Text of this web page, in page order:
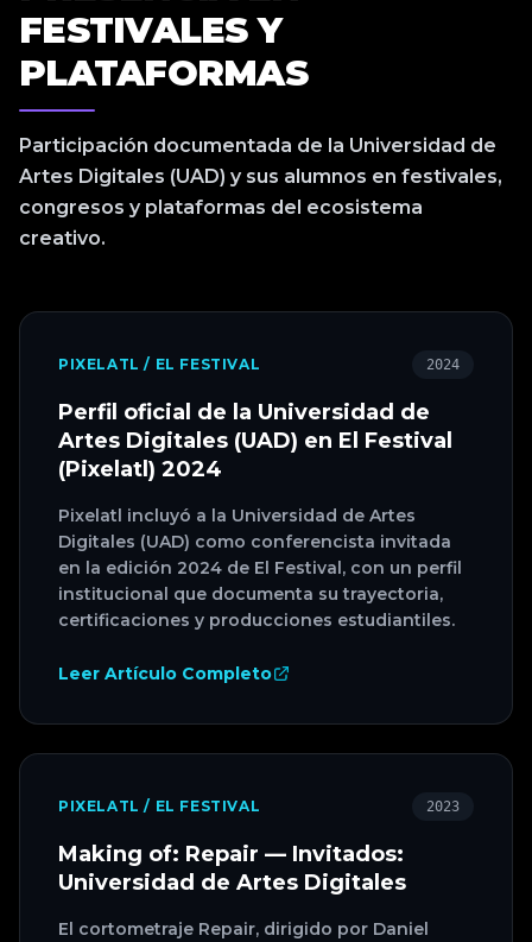
FESTIVALES Y
PLATAFORMAS
Participación documentada de la Universidad de
Artes Digitales (UAD) y sus alumnos en festivales,
congresos y plataformas del ecosistema
creativo.
PIXELATL / EL FESTIVAL 2024
Perfil oficial de la Universidad de
Artes Digitales (UAD) en El Festival
(Pixelatl) 2024
Pixelatl incluyó a la Universidad de Artes
Digitales (UAD) como conferencista invitada
en la edición 2024 de El Festival, con un perfil
institucional que documenta su trayectoria,
certificaciones y producciones estudiantiles.
Leer Artículo Completo
PIXELATL / EL FESTIVAL 2023
Making of: Repair — Invitados:
Universidad de Artes Digitales
El cortometraje Repair, dirigido por Daniel